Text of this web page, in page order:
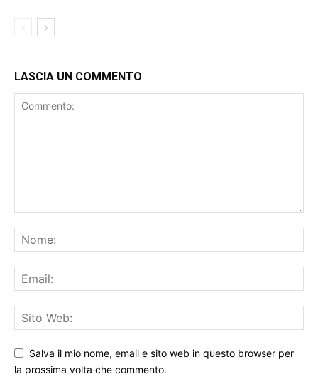
LASCIA UN COMMENTO
Salva il mio nome, email e sito web in questo browser per
la prossima volta che commento.